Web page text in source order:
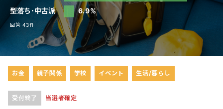
型落ち･中古派
6.9%
回答 43件
お金 親子関係 学校 イベント 生活/暮らし
受付終了 当選者確定